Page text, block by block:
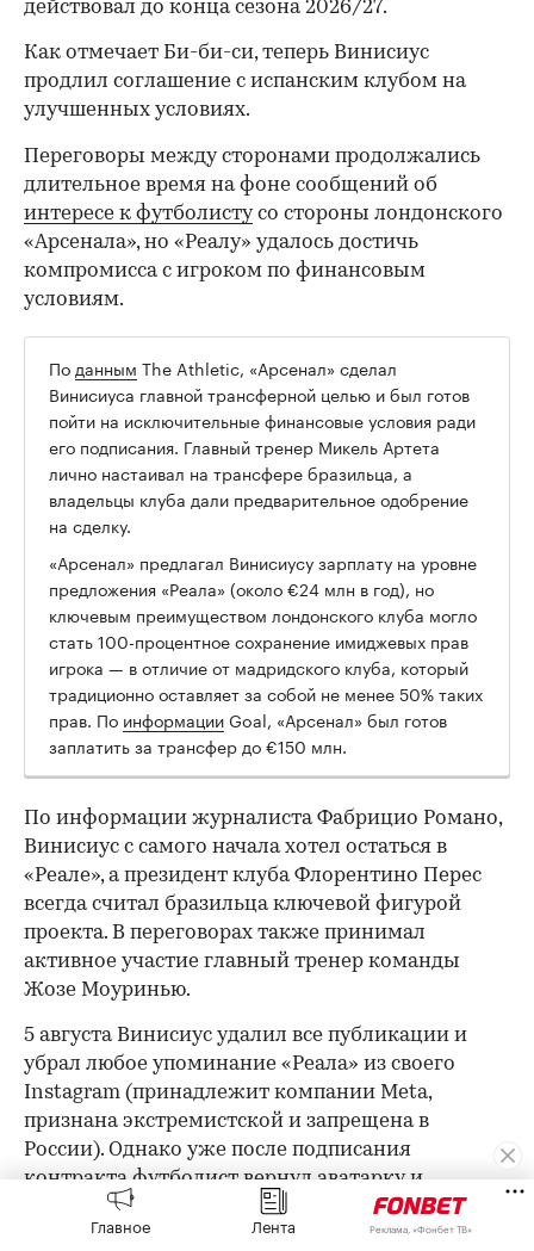
действовал до конца сезона 2026/27.
Как отмечает Би-би-си, теперь Винисиус
продлил соглашение с испанским клубом на
улучшенных условиях.
/
Переговоры между сторонами продолжались
длительное время на фоне сообщений об
интересе к футболистусо стороны лондонского
«Арсенала», но «Реалу» удалось достичь
компромисса с игроком по финансовым
условиям.
По данным The Athletic, «Арсенал» сделал
Винисиуса главной трансферной целью и был готов
пойти на исключительные финансовые условия ради
его подписания. Главный тренер Микель Артета
лично настаивал на трансфере бразильца, а
владельцы клуба дали предварительное одобрение
на сделку.
«Арсенал» предлагал Винисиусу зарплату на уровне
предложения «Реала» (около €24 млн в год), но
ключевым преимуществом лондонского клуба могло
стать 100-процентное сохранение имиджевых прав
игрока — в отличие от мадридского клуба, который
традиционно оставляет за собой не менее 50% таких
прав. По информацииGoal, «Арсенал» был готов
заплатить за трансфер до €150 млн.
По информации журналиста Фабрицио Романо,
Винисиус с самого начала хотел остаться в
«Реале», а президент клуба Флорентино Перес
всегда считал бразильца ключевой фигурой
проекта. В переговорах также принимал
активное участие главный тренер команды
Жозе Моуринью.
5 августа Винисиус удалил все публикации и
убрал любое упоминание «Реала» из своего
Instagram (принадлежит компании Meta,
признана экстремистской и запрещена в
России). Однако уже после подписания
контракта футболист вернул аватарку и
выложил фото, на котором целует эмблему
«Реала».Главное Лента Реклама, «Фонбет ТВ»